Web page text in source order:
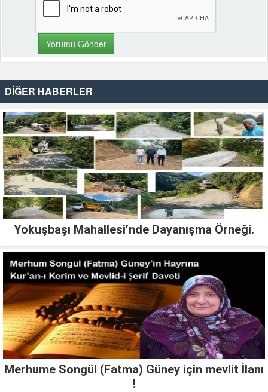
DİĞER HABERLER
Yokuşbaşı Mahallesi’nde Dayanışma Örneği.
Merhume Songül (Fatma) Güney için mevlit İlanı
!